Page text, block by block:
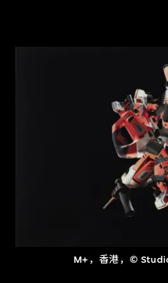
M+，香港，©
M+
进一步筛选
探索世界顶级的二十